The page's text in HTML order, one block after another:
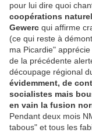
pour lui dire quoi
coopérations
Gewerc qui affirme
(ce qui reste à
ma Picardie"
de la précédente
découpage régional
évidemment, de
socialistes mais
en vain la fusion
Pendant deux mois
tabous" et tous les